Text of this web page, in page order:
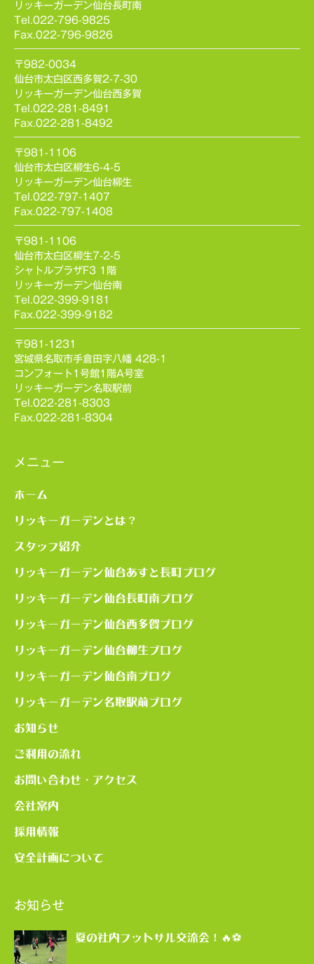
リッキーガーデン仙台長町南
Tel.022-796-9825
Fax.022-796-9826
〒982-0034
仙台市太白区西多賀2-7-30
リッキーガーデン仙台西多賀
Tel.022-281-8491
Fax.022-281-8492
〒981-1106
仙台市太白区柳生6-4-5
リッキーガーデン仙台柳生
Tel.022-797-1407
Fax.022-797-1408
〒981-1106
仙台市太白区柳生7-2-5
シャトルプラザF3 1階
リッキーガーデン仙台南
Tel.022-399-9181
Fax.022-399-9182
〒981-1231
宮城県名取市手倉田字八幡 428-1
コンフォート1号館1階A号室
リッキーガーデン名取駅前
Tel.022-281-8303
Fax.022-281-8304
メニュー
ホーム
リッキーガーデンとは？
スタッフ紹介
リッキーガーデン仙台あすと長町ブログ
リッキーガーデン仙台長町南ブログ
リッキーガーデン仙台西多賀ブログ
リッキーガーデン仙台柳生ブログ
リッキーガーデン仙台南ブログ
リッキーガーデン名取駅前ブログ
お知らせ
ご利用の流れ
お問い合わせ・アクセス
会社案内
採用情報
安全計画について
お知らせ
夏の社内フットサル交流会！🔥⚽